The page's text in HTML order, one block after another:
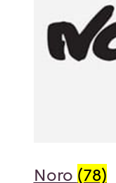
Noro (78)